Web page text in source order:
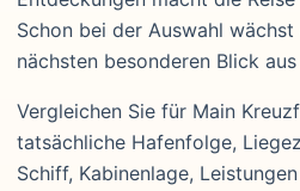
Schon bei der Auswahl
nächsten besonderen Blick
Vergleichen Sie für Main
tatsächliche Hafenfolge,
Schiff, Kabinenlage,